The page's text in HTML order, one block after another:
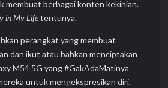
membuat berbagai konten kekinian.
in My Lifetentunya.
perangkat yang membuat
dan ikut atau bahkan menciptakan
M54 5G yang #GakAdaMatinya
untuk mengekspresikan diri,